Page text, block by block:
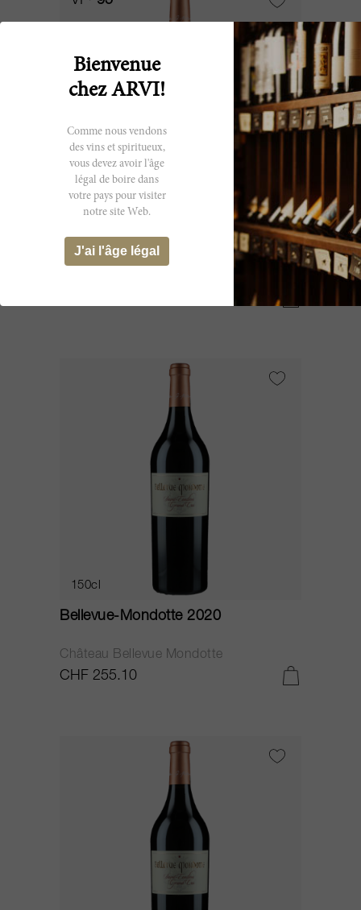
75cl
Bellevue-Mondotte 2019
150cl
Bellevue-Mondotte 2020
Château Bellevue Mondotte
CHF 255.10
Bienvenue
chez ARVI!
Comme nous vendons
des vins et spiritueux,
vous devez avoir l'âge
légal de boire dans
votre pays pour visiter
notre site Web.
J'ai l'âge légal